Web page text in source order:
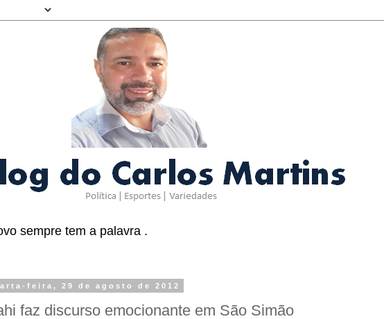
sempre tem a palavra .
feira, 29 de agosto de 2012
faz discurso emocionante em São Simão